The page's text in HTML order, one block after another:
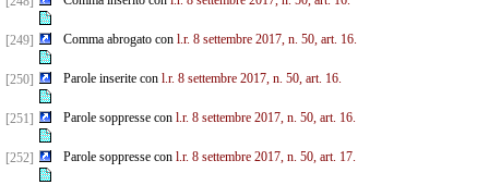
[249] Comma abrogato con l.r. 8 settembre 2017, n. 50, art. 16.
[250] Parole inserite con l.r. 8 settembre 2017, n. 50, art. 16.
[251] Parole soppresse con l.r. 8 settembre 2017, n. 50, art. 16.
[252] Parole soppresse con l.r. 8 settembre 2017, n. 50, art. 17.